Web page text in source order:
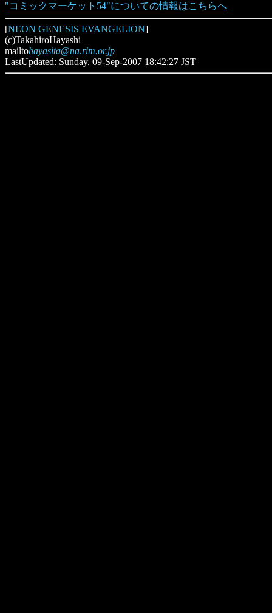
"コミックマーケット54"についての情報はこちらへ
[NEON GENESIS EVANGELION]
(c)TakahiroHayashi
mailtohayasita@na.rim.or.jp
LastUpdated: Sunday, 09-Sep-2007 18:42:27 JST